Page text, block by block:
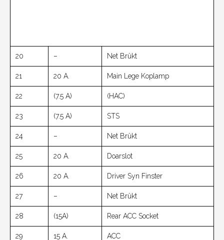
20 – Net Brûkt
21 20 A. Main Lege Koplamp
22 (7.5 A) (HAC)
23 (7.5 A) STS
24 – Net Brûkt
25 20 A. Doarslot
26 20 A. Driver Syn Finster
27 – Net Brûkt
28 (15A) Rear ACC Socket
29 15 A. ACC